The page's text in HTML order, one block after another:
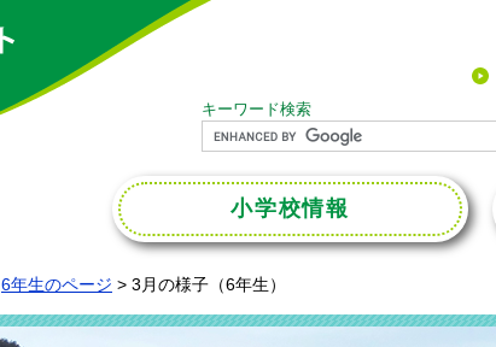
キーワード検索
小学校情報
6年生のページ > 3月の様子（6年生）